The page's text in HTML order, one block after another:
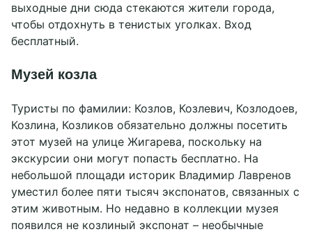
выходные дни сюда стекаются жители города,
чтобы отдохнуть в тенистых уголках. Вход
бесплатный.
Музей козла
Туристы по фамилии: Козлов, Козлевич, Козлодоев,
Козлина, Козликов обязательно должны посетить
этот музей на улице Жигарева, поскольку на
экскурсии они могут попасть бесплатно. На
небольшой площади историк Владимир Лавренов
уместил более пяти тысяч экспонатов, связанных с
этим животным. Но недавно в коллекции музея
появился не козлиный экспонат – необычные